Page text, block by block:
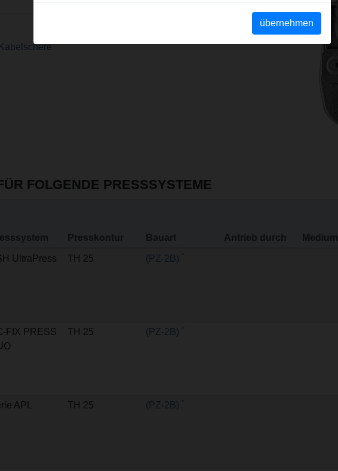
FOLGENDE PRESSSYSTEME
Presskontur Bauart Antrieb durch Medium
UltraPress TH 25 (PZ-2B) *
FIX PRESS
TH 25 (PZ-2B) *
APL TH 25 (PZ-2B) *
übernehmen